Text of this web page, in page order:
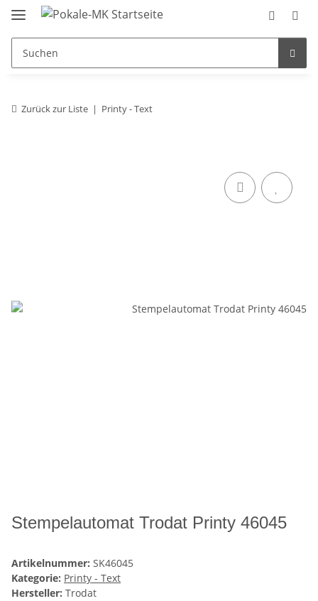
Zurück zur Liste Printy - Text
Stempelautomat Trodat Printy 46045
Artikelnummer: SK46045
Kategorie: Printy - Text
Hersteller: Trodat